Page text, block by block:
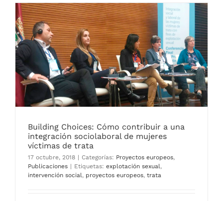
Building Choices: Cómo contribuir a una
integración sociolaboral de mujeres
víctimas de trata
17 octubre, 2018 | Categorías: Proyectos europeos,
Publicaciones | Etiquetas: explotación sexual,
intervención social, proyectos europeos, trata